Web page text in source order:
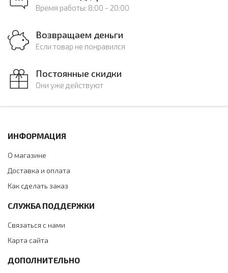
Время работы: 8:00 - 20:00
Возвращаем деньги
Если товар не понравился
Постоянные скидки
Они уже действуют
ИНФОРМАЦИЯ
О магазине
Доставка и оплата
Как сделать заказ
СЛУЖБА ПОДДЕРЖКИ
Связаться с нами
Карта сайта
ДОПОЛНИТЕЛЬНО